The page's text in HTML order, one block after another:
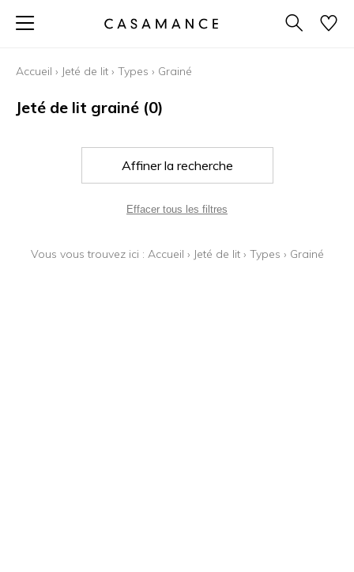
Accueil › Jeté de lit › Types › Grainé
Jeté de lit grainé (0)
Affiner la recherche
Effacer tous les filtres
Vous vous trouvez ici : Accueil › Jeté de lit› Types › Grainé